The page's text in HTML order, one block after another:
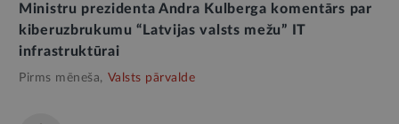
Ministru prezidenta Andra Kulberga komentārs par
kiberuzbrukumu “Latvijas valsts mežu” IT
infrastruktūrai
Pirms mēneša, Valsts pārvalde